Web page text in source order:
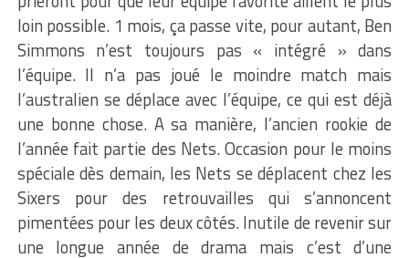
loin possible. 1 mois, ça passe vite, pour autant, Ben
Simmons n’est toujours pas « intégré » dans
l’équipe. Il n’a pas joué le moindre match mais
l’australien se déplace avec l’équipe, ce qui est déjà
une bonne chose. A sa manière, l’ancien rookie de
l’année fait partie des Nets. Occasion pour le moins
spéciale dès demain, les Nets se déplacent chez les
Sixers pour des retrouvailles qui s’annoncent
pimentées pour les deux côtés. Inutile de revenir sur
une longue année de drama mais c’est d’une